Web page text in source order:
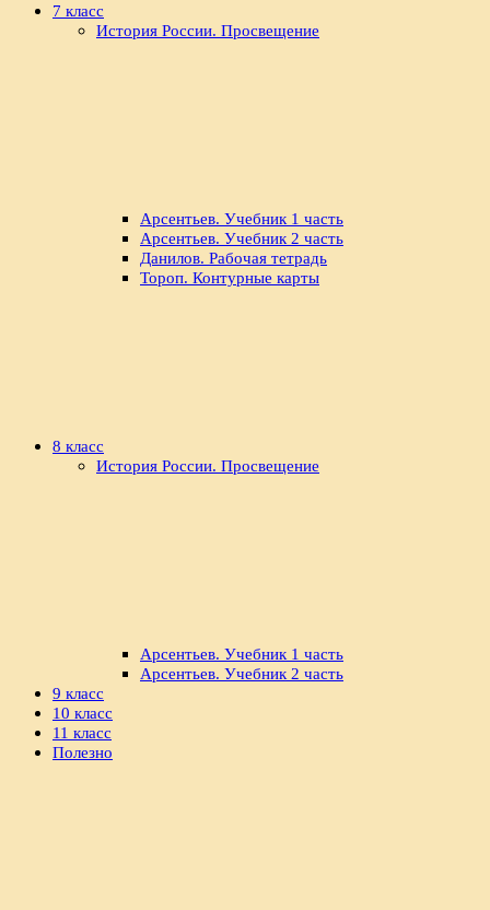
7 класс
История России. Просвещение
Арсентьев. Учебник 1 часть
Арсентьев. Учебник 2 часть
Данилов. Рабочая тетрадь
Тороп. Контурные карты
8 класс
История России. Просвещение
Арсентьев. Учебник 1 часть
Арсентьев. Учебник 2 часть
9 класс
10 класс
11 класс
Полезно